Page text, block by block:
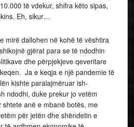
të vdekur, shifra këto sipas,
Eh, sikur…
mirë dallohen në kohë të vështira
gjërat para se të ndodhin
dhe përpjekjeve qeveritare
Ja e keqja e një pandemie të
kishte paralajmëruar ish-
ndodhi, duke prekur jo vetëm
anë e mbanë botës, me
për jetën dhe shëndetin e